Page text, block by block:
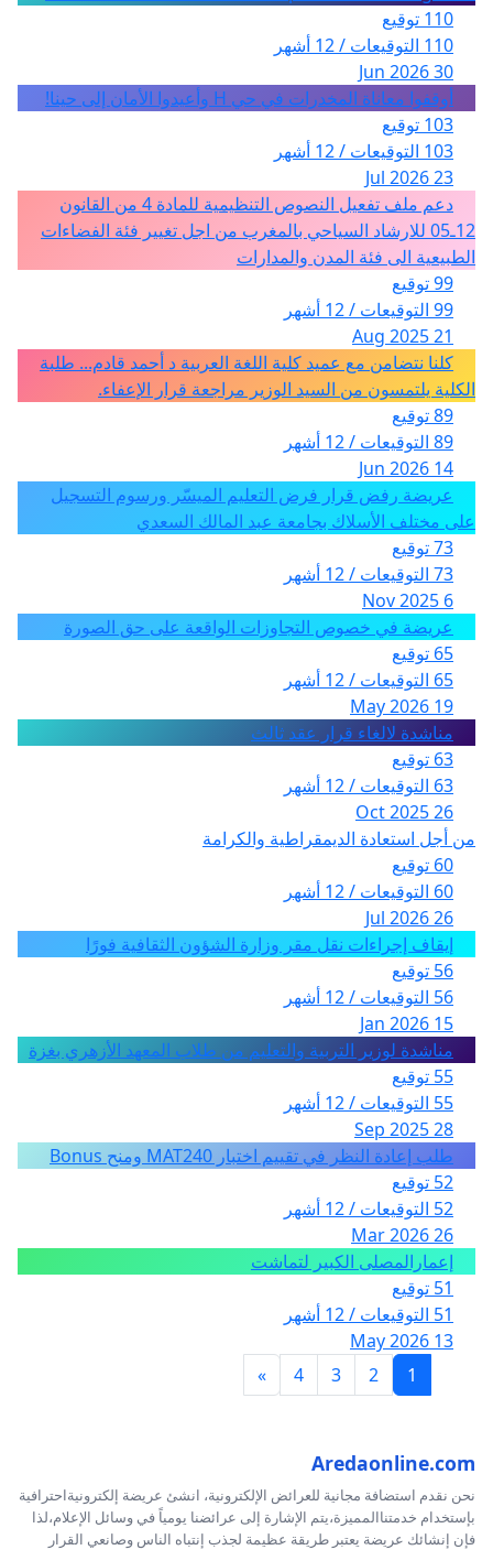
110 توقيع
110 التوقيعات / 12 أشهر
30 Jun 2026
أوقفوا معاناة المخدرات في حي H وأعيدوا الأمان إلى حينا!
103 توقيع
103 التوقيعات / 12 أشهر
23 Jul 2026
دعم ملف تفعيل النصوص التنظيمية للمادة 4 من القانون
12ـ05 للارشاد السياحي بالمغرب من اجل تغيير فئة الفضاءات
الطبيعية الى فئة المدن والمدارات
99 توقيع
99 التوقيعات / 12 أشهر
21 Aug 2025
كلنا نتضامن مع عميد كلية اللغة العربية د أحمد قادم... طلبة
الكلية يلتمسون من السيد الوزير مراجعة قرار الإعفاء.
89 توقيع
89 التوقيعات / 12 أشهر
14 Jun 2026
عريضة رفض قرار فرض التعليم الميسّر ورسوم التسجيل
على مختلف الأسلاك بجامعة عبد المالك السعدي
73 توقيع
73 التوقيعات / 12 أشهر
6 Nov 2025
عريضة في خصوص التجاوزات الواقعة على حق الصورة
65 توقيع
65 التوقيعات / 12 أشهر
19 May 2026
مناشدة لالغاء قرار عقد ثالث
63 توقيع
63 التوقيعات / 12 أشهر
26 Oct 2025
من أجل استعادة الديمقراطية والكرامة
60 توقيع
60 التوقيعات / 12 أشهر
26 Jul 2026
إيقاف إجراءات نقل مقر وزارة الشؤون الثقافية فورًا
56 توقيع
56 التوقيعات / 12 أشهر
15 Jan 2026
مناشدة لوزير التربية والتعليم من طلاب المعهد الأزهري بغزة
55 توقيع
55 التوقيعات / 12 أشهر
28 Sep 2025
طلب إعادة النظر في تقييم اختبار MAT240 ومنح Bonus
52 توقيع
52 التوقيعات / 12 أشهر
26 Mar 2026
إعمارالمصلى الكبير لتماشت
51 توقيع
51 التوقيعات / 12 أشهر
13 May 2026
1
2
3
4
»
Aredaonline.com
نحن نقدم استضافة مجانية للعرائض الإلكترونية، انشئ عريضة إلكترونيةاحترافية
بإستخدام خدمتناالمميزة،يتم الإشارة إلى عرائضنا يومياً في وسائل الإعلام،لذا
فإن إنشائك عريضة يعتبر طريقة عظيمة لجذب إنتباه الناس وصانعي القرار